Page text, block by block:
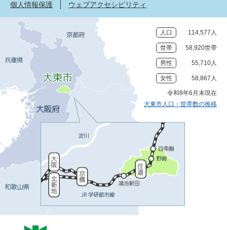
個人情報保護
ウェブアクセシビリティ
人口 114,577人
世帯 58,920世帯
男性 55,710人
女性 58,867人
令和8年6月末現在
大東市人口・世帯数の推移